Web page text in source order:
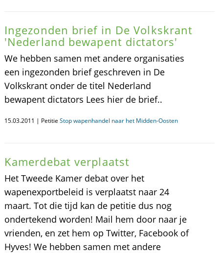
Ingezonden brief in De Volkskrant
'Nederland bewapent dictators'
We hebben samen met andere organisaties
een ingezonden brief geschreven in De
Volkskrant onder de titel Nederland
bewapent dictators Lees hier de brief..
15.03.2011 | Petitie Stop wapenhandel naar het Midden-Oosten
Kamerdebat verplaatst
Het Tweede Kamer debat over het
wapenexportbeleid is verplaatst naar 24
maart. Tot die tijd kan de petitie dus nog
ondertekend worden! Mail hem door naar je
vrienden, en zet hem op Twitter, Facebook of
Hyves! We hebben samen met andere